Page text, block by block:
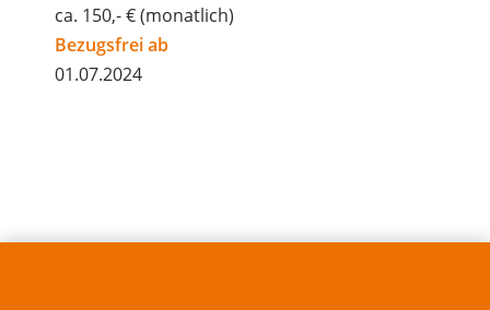
ca. 150,- € (monatlich)
Bezugsfrei ab
01.07.2024